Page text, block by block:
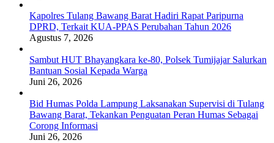
Kapolres Tulang Bawang Barat Hadiri Rapat Paripurna
DPRD, Terkait KUA-PPAS Perubahan Tahun 2026
Agustus 7, 2026
Sambut HUT Bhayangkara ke-80, Polsek Tumijajar Salurkan
Bantuan Sosial Kepada Warga
Juni 26, 2026
Bid Humas Polda Lampung Laksanakan Supervisi di Tulang
Bawang Barat, Tekankan Penguatan Peran Humas Sebagai
Corong Informasi
Juni 26, 2026